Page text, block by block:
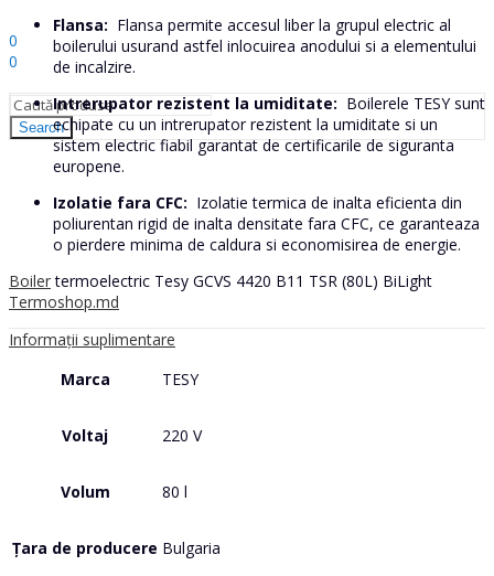
Hello,
Sign In
0
0
Search
Flansa: Flansa permite accesul liber la grupul electric al
boilerului usurand astfel inlocuirea anodului si a elementului
de incalzire.
Intrerupator rezistent la umiditate: Boilerele TESY sunt
echipate cu un intrerupator rezistent la umiditate si un
sistem electric fiabil garantat de certificarile de siguranta
europene.
Izolatie fara CFC: Izolatie termica de inalta eficienta din
poliurentan rigid de inalta densitate fara CFC, ce garanteaza
o pierdere minima de caldura si economisirea de energie.
Boilertermoelectric Tesy GCVS 4420 B11 TSR (80L) BiLight
Termoshop.md
Informații suplimentare
Marca
TESY
Voltaj 220 V
Volum 80 l
Țara de producere Bulgaria